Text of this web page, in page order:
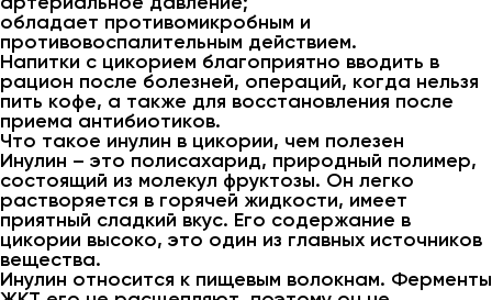
обладает противомикробным и
противовоспалительным действием.
Напитки с цикорием благоприятно вводить в
рацион после болезней, операций, когда нельзя
пить кофе, а также для восстановления после
приема антибиотиков.
Что такое инулин в цикории, чем полезен
Инулин – это полисахарид, природный полимер,
состоящий из молекул фруктозы. Он легко
растворяется в горячей жидкости, имеет
приятный сладкий вкус. Его содержание в
цикории высоко, это один из главных источников
вещества.
Инулин относится к пищевым волокнам. Ферменты